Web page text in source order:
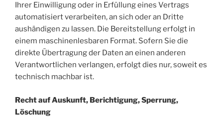
Ihrer Einwilligung oder in Erfüllung eines Vertrags
automatisiert verarbeiten, an sich oder an Dritte
aushändigen zu lassen. Die Bereitstellung erfolgt in
einem maschinenlesbaren Format. Sofern Sie die
direkte Übertragung der Daten an einen anderen
Verantwortlichen verlangen, erfolgt dies nur, soweit es
technisch machbar ist.
Recht auf Auskunft, Berichtigung, Sperrung,
Löschung